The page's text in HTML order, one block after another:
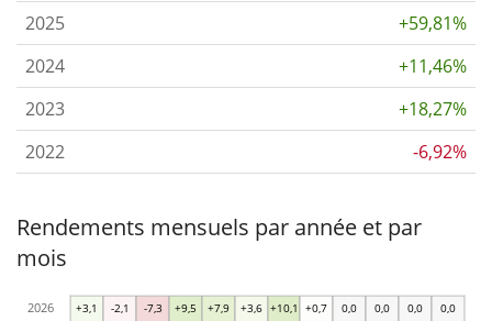
2025
+59,81%
2024
+11,46%
2023
+18,27%
2022
-6,92%
Rendements mensuels par année et par
mois
+3,1 -2,1 -7,3 +9,5 +7,9 +3,6 +10,1 +0,7 0,0 0,0 0,0 0,0
2026